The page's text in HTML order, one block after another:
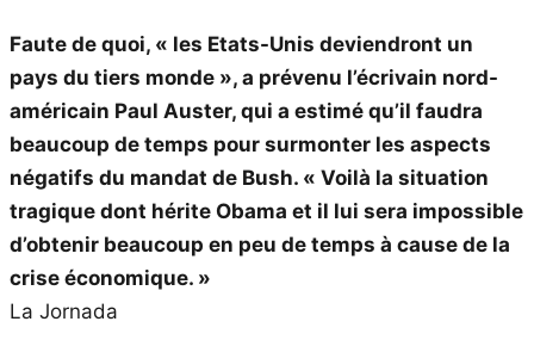
Faute de quoi, « les Etats-Unis deviendront un
pays du tiers monde », a prévenu l’écrivain nord-
américain Paul Auster, qui a estimé qu’il faudra
beaucoup de temps pour surmonter les aspects
négatifs du mandat de Bush. « Voilà la situation
tragique dont hérite Obama et il lui sera impossible
d’obtenir beaucoup en peu de temps à cause de la
crise économique. »
La Jornada